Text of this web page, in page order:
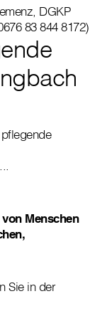
DGKP
83 844 8172)
Menschen
Sie in der